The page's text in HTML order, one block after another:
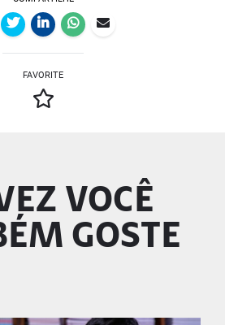
FAVORITE
VOCÊ
GOSTE